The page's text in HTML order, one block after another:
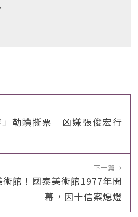
」勒贖撕票 凶嫌張俊宏行
下一篇→
館！國泰美術館1977年開
幕，因十信案熄燈